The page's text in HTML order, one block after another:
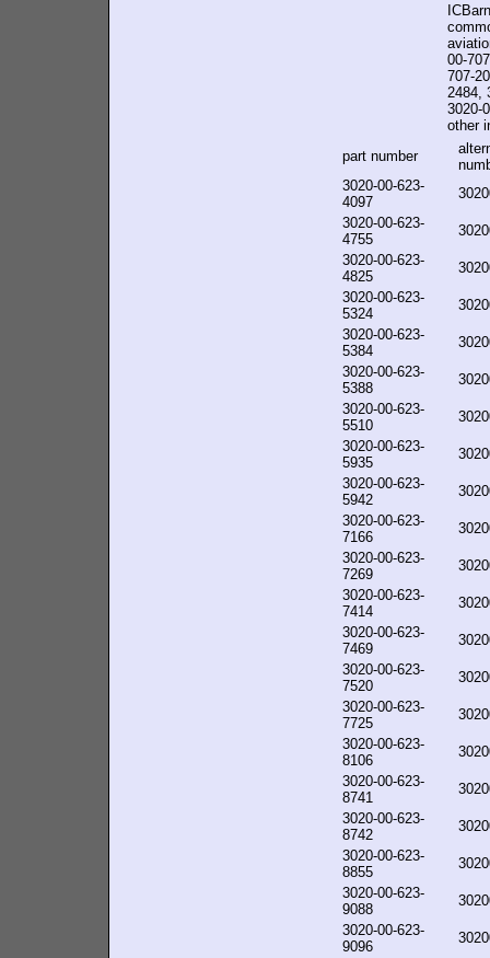
00-
707-
2484,
3020-
other
part number
3020-00-623-
4097
3020-00-623-
4755
3020-00-623-
4825
3020-00-623-
5324
3020-00-623-
5384
3020-00-623-
5388
3020-00-623-
5510
3020-00-623-
5935
3020-00-623-
5942
3020-00-623-
7166
3020-00-623-
7269
3020-00-623-
7414
3020-00-623-
7469
3020-00-623-
7520
3020-00-623-
7725
3020-00-623-
8106
3020-00-623-
8741
3020-00-623-
8742
3020-00-623-
8855
3020-00-623-
9088
3020-00-623-
9096